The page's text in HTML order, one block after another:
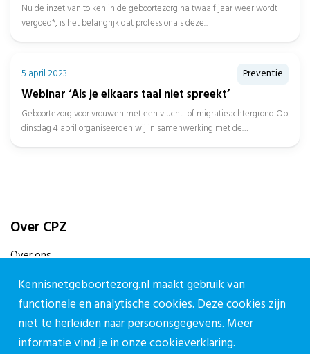
Nu de inzet van tolken in de geboortezorg na twaalf jaar weer wordt
vergoed*, is het belangrijk dat professionals deze...
5 april 2023 Preventie
Webinar ‘Als je elkaars taal niet spreekt’
Geboortezorg voor vrouwen met een vlucht- of migratieachtergrond Op
dinsdag 4 april organiseerden wij in samenwerking met de
Over CPZ
Over ons
Vacatures
Contact
Contact
Kennisnetgeboortezorg.nl maakt gebruik van
functionele en analytische cookies. Deze cookies zijn
niet te herleiden naar persoonsgegevens. Meer
informatie vind je in onzecookieverklaring.